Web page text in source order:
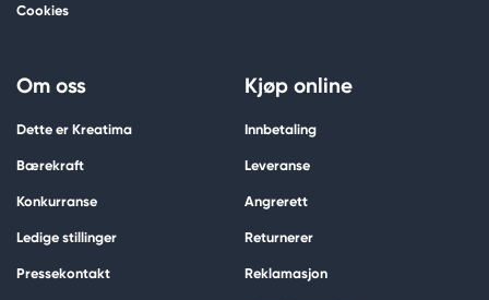
Cookies
Om oss
Dette er Kreatima
Bærekraft
Konkurranse
Ledige stillinger
Pressekontakt
Kjøp online
Innbetaling
Leveranse
Angrerett
Returnerer
Reklamasjon